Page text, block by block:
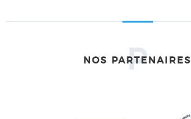
NOS PARTENAIRES
P